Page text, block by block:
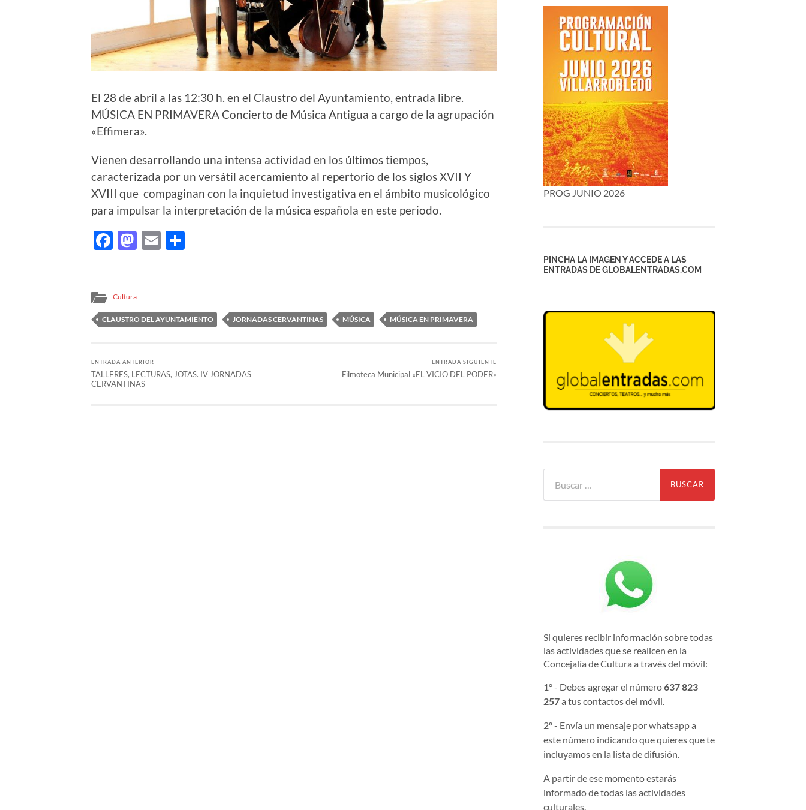
El 28 de abril a las 12:30 h. en el Claustro del Ayuntamiento, entrada libre.
MÚSICA EN PRIMAVERA Concierto de Música Antigua a cargo de la agrupación
«Effimera».
Vienen desarrollando una intensa actividad en los últimos tiempos,
caracterizada por un versátil acercamiento al repertorio de los siglos XVII Y
XVIII que compaginan con la inquietud investigativa en el ámbito musicológico
para impulsar la interpretación de la música española en este periodo.
Facebook
Mastodon
Email
Cultura
CLAUSTRO DEL AYUNTAMIENTO JORNADAS CERVANTINAS MÚSICA MÚSICA EN PRIMAVERA
ENTRADA ANTERIOR
TALLERES, LECTURAS, JOTAS. IV JORNADAS
CERVANTINAS
ENTRADA SIGUIENTE
Filmoteca Municipal «EL VICIO DEL PODER»
PROG JUNIO 2026
PINCHA LA IMAGEN Y ACCEDE A LAS
ENTRADAS DE GLOBALENTRADAS.COM
Si quieres recibir información sobre todas
las actividades que se realicen en la
Concejalía de Cultura a través del móvil:
1º - Debes agregar el número637 823
257a tus contactos del móvil.
2º - Envía un mensaje por whatsapp a
este número indicando que quieres que te
incluyamos en la lista de difusión.
A partir de ese momento estarás
informado de todas las actividades
culturales.